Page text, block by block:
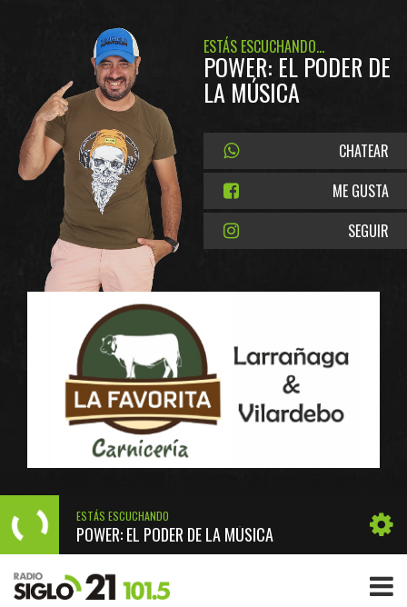
ESTÁS ESCUCHANDO...
POWER: EL PODER DE
LA MÚSICA
CHATEAR
ME GUSTA
SEGUIR
ESTÁS ESCUCHANDO
POWER: EL PODER DE LA MÚSICA